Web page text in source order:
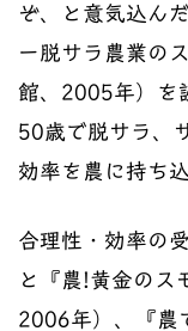
ぞ、と意気込ん
ー脱サラ農業の
館、2005年）を
50歳で脱サラ、
効率を農に持ち
合理性・効率の
と『農!黄金のス
2006年）、『農